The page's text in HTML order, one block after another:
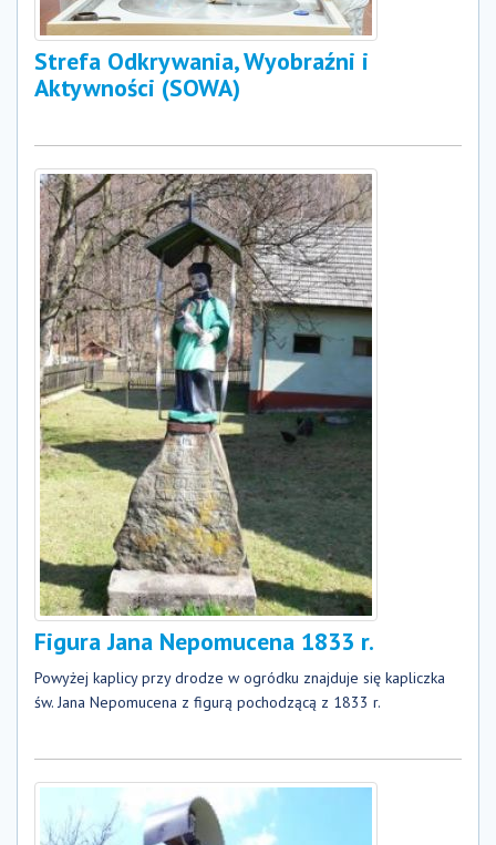
Strefa Odkrywania, Wyobraźni i
Aktywności (SOWA)
Figura Jana Nepomucena 1833 r.
Powyżej kaplicy przy drodze w ogródku znajduje się kapliczka
św. Jana Nepomucena z figurą pochodzącą z 1833 r.